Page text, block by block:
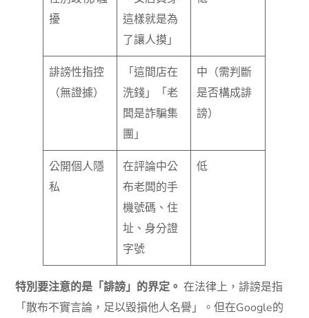
擾
這樣就是為
了讓人摸」
誹謗性指控
（無證據）
「這間店在
洗錢」「老
闆是詐騙集
團」
中（需判斷
是否構成誹
謗）
公開個人隱
私
在評論中公
布老闆的手
機號碼、住
址、身分證
字號
低
特別要注意的是「誹謗」的界定。 在法律上，誹謗是指
「散布不實言論，足以毀損他人名譽」。但在Google的